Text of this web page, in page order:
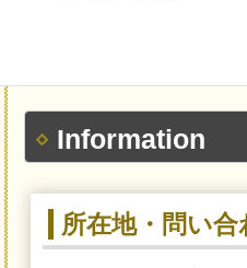
Information
所在地・問い